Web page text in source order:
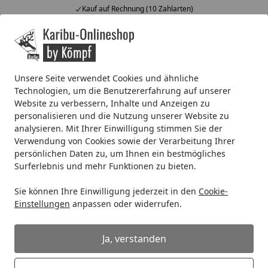
Unsere Seite verwendet Cookies und ähnliche
Technologien, um die Benutzererfahrung auf unserer
Website zu verbessern, Inhalte und Anzeigen zu
personalisieren und die Nutzung unserer Website zu
analysieren. Mit Ihrer Einwilligung stimmen Sie der
Verwendung von Cookies sowie der Verarbeitung Ihrer
persönlichen Daten zu, um Ihnen ein bestmögliches
Surferlebnis und mehr Funktionen zu bieten.
Sie können Ihre Einwilligung jederzeit in den Cookie-
Einstellungen anpassen oder widerrufen.
Ja, verstanden
Kauf auf Rechnung (10 Zahlarten)
Alle Produkte
Mein Konto
Startseite
Wellness Zubehör für Saunen Saunaausstattung
Karibu Saunafenster rechteckig für
Außensaunen mit 38 mm
Wandstärke